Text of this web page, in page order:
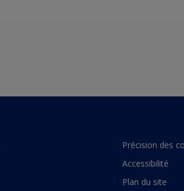
Précision des
Accessibilité
Plan du site